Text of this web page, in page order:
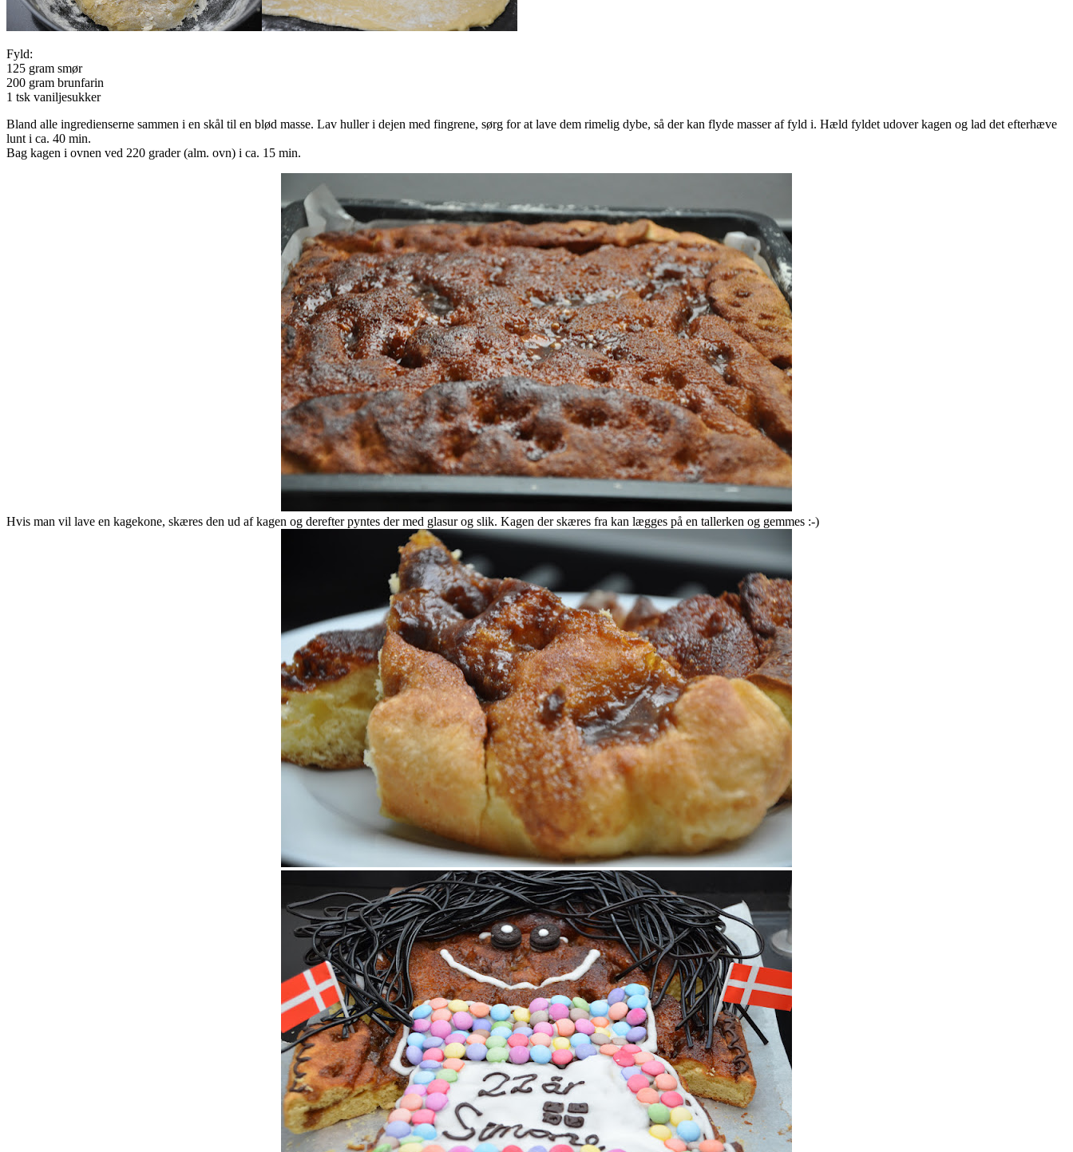
Fyld:
125 gram smør
200 gram brunfarin
1 tsk vaniljesukker
Bland alle ingredienserne sammen i en skål til en blød masse. Lav huller i dejen med fingrene, sørg for at lave dem rimelig dybe, så der kan flyde masser af fyld i. Hæld fyldet udover kagen og lad det efterhæve
lunt i ca. 40 min.
Bag kagen i ovnen ved 220 grader (alm. ovn) i ca. 15 min.
Hvis man vil lave en kagekone, skæres den ud af kagen og derefter pyntes der med glasur og slik. Kagen der skæres fra kan lægges på en tallerken og gemmes :-)